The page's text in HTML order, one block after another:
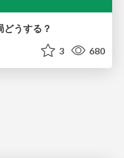
うする？
3 680